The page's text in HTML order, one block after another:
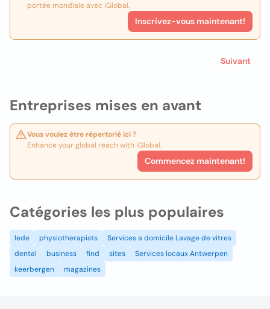
Entreprises mises en avant
Vous voulez être répertorié ici ?
Enhance your global reach with iGlobal.
Commencez maintenant!
portée mondiale avec iGlobal.
Inscrivez-vous maintenant!
Suivant
Catégories les plus populaires
lede physiotherapists
Services a domicile Lavage de vitres
dental
business find sites
Services locaux Antwerpen
keerbergen
magazines